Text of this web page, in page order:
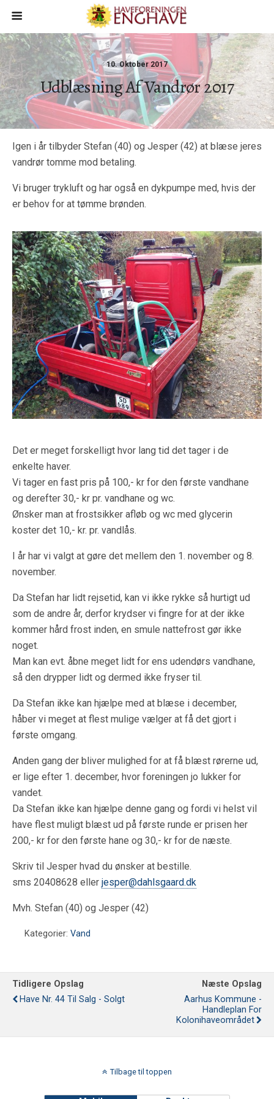
10. Oktober 2017
Udblæsning Af Vandrør 2017
Igen i år tilbyder Stefan (40) og Jesper (42) at blæse jeres
vandrør tomme mod betaling.
Vi bruger trykluft og har også en dykpumpe med, hvis der
er behov for at tømme brønden.
Det er meget forskelligt hvor lang tid det tager i de
enkelte haver.
Vi tager en fast pris på 100,- kr for den første vandhane
og derefter 30,- kr pr. vandhane og wc.
Ønsker man at frostsikker afløb og wc med glycerin
koster det 10,- kr. pr. vandlås.
I år har vi valgt at gøre det mellem den 1. november og 8.
november.
Da Stefan har lidt rejsetid, kan vi ikke rykke så hurtigt ud
som de andre år, derfor krydser vi fingre for at der ikke
kommer hård frost inden, en smule nattefrost gør ikke
noget.
Man kan evt. åbne meget lidt for ens udendørs vandhane,
så den drypper lidt og dermed ikke fryser til.
Da Stefan ikke kan hjælpe med at blæse i december,
håber vi meget at flest mulige vælger at få det gjort i
første omgang.
Anden gang der bliver mulighed for at få blæst rørerne ud,
er lige efter 1. december, hvor foreningen jo lukker for
vandet.
Da Stefan ikke kan hjælpe denne gang og fordi vi helst vil
have flest muligt blæst ud på første runde er prisen her
200,- kr for den første hane og 30,- kr for de næste.
Skriv til Jesper hvad du ønsker at bestille.
sms 20408628 eller jesper@dahlsgaard.dk
Mvh. Stefan (40) og Jesper (42)
Kategorier: Vand
Tidligere Opslag
Have Nr. 44 Til Salg - Solgt
Næste Opslag
Aarhus Kommune -
Handleplan For
Kolonihaveområdet
Tilbage til toppen